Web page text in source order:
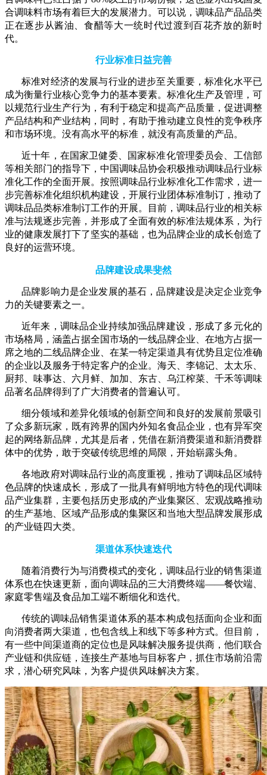
合调味料市场有着巨大的发展潜力。可以说，调味品产品品类
正在逐步从酱油、食醋等大一统时代过渡到百花齐放的新时
代。
行业标准日益完善
标准对经济的发展与行业的进步至关重要，标准化水平已
成为衡量行业核心竞争力的基本要素。标准化生产及管理，可
以规范行业生产行为，有利于稳定和提高产品质量，促进调整
产品结构和产业结构，同时，有助于推动建立良性的竞争秩序
和市场环境。没有高水平的标准，就没有高质量的产品。
近十年，在国家卫健委、国家标准化管理委员会、工信部
等相关部门的指导下，中国调味品协会积极推动调味品行业标
准化工作的全面开展。按照调味品行业标准化工作需求，进一
步完善标准化组织机构建设，开展行业团体标准制订，推动了
调味品品类标准制订工作的开展。目前，调味品行业的相关标
准与法规逐步完善，并形成了全面有效的标准法规体系，为行
业的健康发展打下了坚实的基础，也为品牌企业的成长创造了
良好的运营环境。
品牌建设成果斐然
品牌影响力是企业发展的基石，品牌建设是决定企业竞争
力的关键要素之一。
近年来，调味品企业持续加强品牌建设，形成了多元化的
市场格局，涵盖占据全国市场的一线品牌企业、在地方占据一
席之地的二线品牌企业、在某一特定渠道具有优势且定位准确
的企业以及服务于特定客户的企业。海天、李锦记、太太乐、
厨邦、味事达、六月鲜、加加、东古、乌江榨菜、千禾等调味
品著名品牌得到了广大消费者的普遍认可。
细分领域和差异化领域的创新空间和良好的发展前景吸引
了众多新玩家，既有跨界的国内外知名食品企业，也有异军突
起的网络新品牌，尤其是后者，凭借在新消费渠道和新消费群
体中的优势，敢于突破传统思维的局限，开始崭露头角。
各地政府对调味品行业的高度重视，推动了调味品区域特
色品牌的快速成长，形成了一批具有鲜明地方特色的现代调味
品产业集群，主要包括历史形成的产业集聚区、宏观战略推动
的生产基地、区域产品形成的集聚区和当地大型品牌发展形成
的产业链四大类。
渠道体系快速迭代
随着消费行为与消费模式的变化，调味品行业的销售渠道
体系也在快速更新，面向调味品的三大消费终端——餐饮端、
家庭零售端及食品加工端不断细化和迭代。
传统的调味品销售渠道体系的基本构成包括面向企业和面
向消费者两大渠道，也包含线上和线下等多种方式。但目前，
有一些中间渠道商的定位也是风味解决服务提供商，他们联合
产业链和供应链，连接生产基地与目标客户，抓住市场前沿需
求，潜心研究风味，为客户提供风味解决方案。